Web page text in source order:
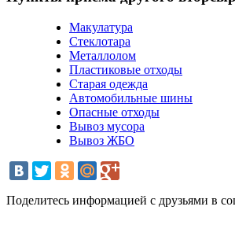
Макулатура
Стеклотара
Металлолом
Пластиковые отходы
Старая одежда
Автомобильные шины
Опасные отходы
Вывоз мусора
Вывоз ЖБО
Поделитесь информацией с друзьями в